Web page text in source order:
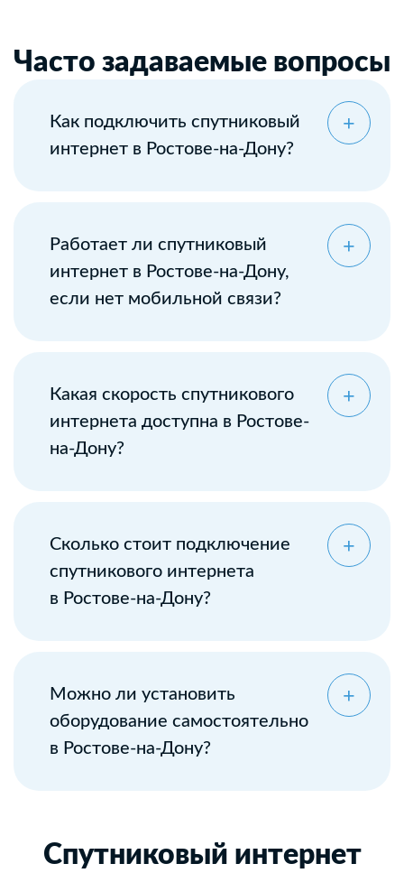
Часто задаваемые вопросы
Как подключить спутниковый
интернет в Ростове-на-Дону?
Работает ли спутниковый
интернет в Ростове-на-Дону,
если нет мобильной связи?
Какая скорость спутникового
интернета доступна в Ростове-
на-Дону?
Сколько стоит подключение
спутникового интернета
в Ростове-на-Дону?
Можно ли установить
оборудование самостоятельно
в Ростове-на-Дону?
Спутниковый интернет